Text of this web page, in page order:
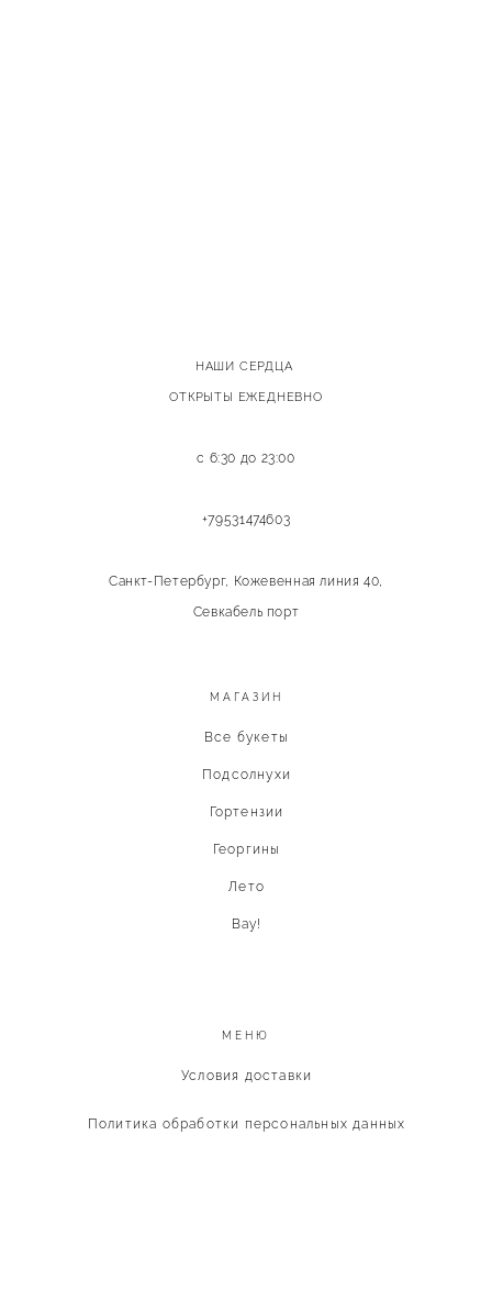
НАШИ СЕРДЦА
ОТКРЫТЫ ЕЖЕДНЕВНО
с 6:30 до 23:00
+79531474603
Санкт-Петербург, Кожевенная линия 40,
Севкабель порт
МАГАЗИН
Все букеты
Подсолнухи
Гортензии
Георгины
Лето
Вау!
МЕНЮ
Условия доставки
Политика обработки персональных данных